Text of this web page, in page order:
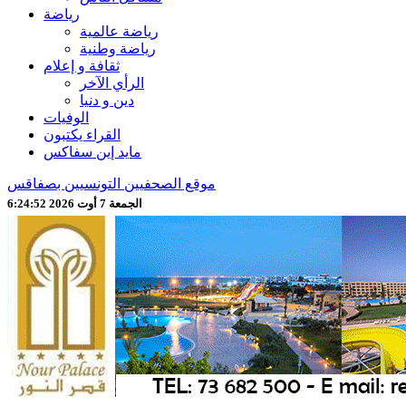
رياضة
رياضة عالمية
رياضة وطنية
ثقافة و إعلام
الرأي الآخر
دين و دنيا
الوفيات
القراء يكتبون
مايد إين سفاكس
موقع الصحفيين التونسيين بصفاقس
الجمعة 7 أوت 2026 6:24:53